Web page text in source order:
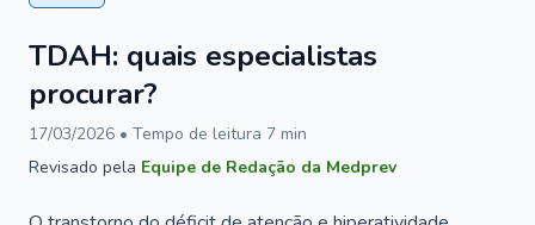
TDAH: quais especialistas
procurar?
17/03/2026 • Tempo de leitura 7 min
Revisado pela Equipe de Redação da Medprev